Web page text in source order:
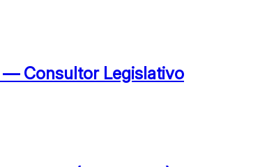
— Consultor Legislativo